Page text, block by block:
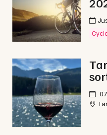
Sorties famille
Sorties & loisirs
Pop / folk dans les
Pop / folk en Midi-
Toulouse
Toutes les villes